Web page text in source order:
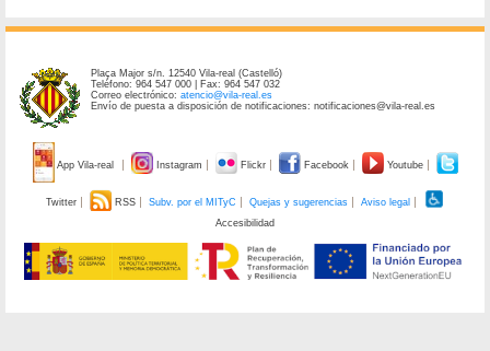
Plaça Major s/n. 12540 Vila-real (Castelló)
Teléfono: 964 547 000 | Fax: 964 547 032
Correo electrónico:atencio@vila-real.es
Envío de puesta a disposición de notificaciones: notificaciones@vila-real.es
App Vila-real Instagram Flickr Facebook Youtube
Twitter RSS Subv. por el MITyC Quejas y sugerencias
Aviso legal
Accesibilidad